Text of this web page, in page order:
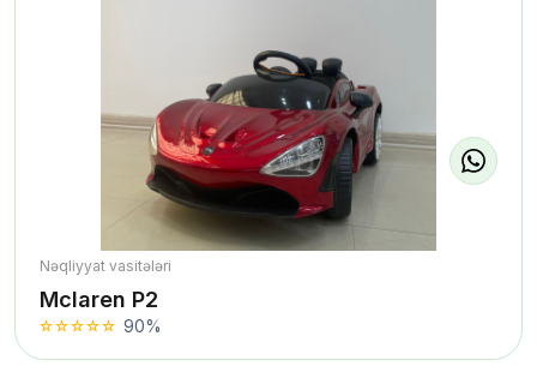
Nəqliyyat vasitələri
Mclaren P2
90%